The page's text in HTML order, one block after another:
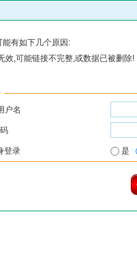
有如下几个原因:
效,可能链接不完整,或数据已被删除!
户名
登录 是